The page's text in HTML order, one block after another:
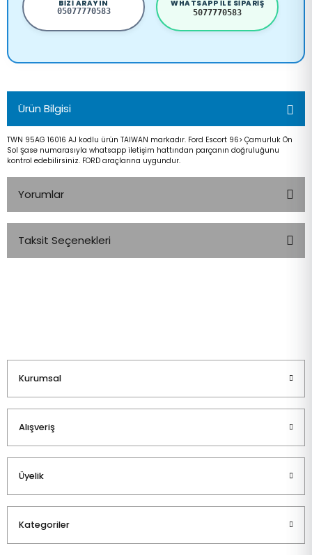
BIZI ARAYIN
05077770583
WHATSAPP ILE SIPARIŞ
5077770583
Ürün Bilgisi
TWN 95AG 16016 AJ kodlu ürün TAIWAN markadır. Ford Escort 96> Çamurluk Ön
Sol Şase numarasıyla whatsapp iletişim hattından parçanın doğruluğunu
kontrol edebilirsiniz. FORD araçlarına uygundur.
Yorumlar
Taksit Seçenekleri
Kurumsal
Alışveriş
Üyelik
Kategoriler